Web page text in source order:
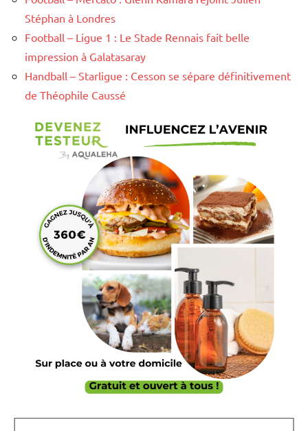
Stéphan à Londres
Football – Ligue 1 : Le Stade Rennais fait belle
impression à Galatasaray
Handball – Starligue : Cesson se sépare définitivement
de Théophile Caussé